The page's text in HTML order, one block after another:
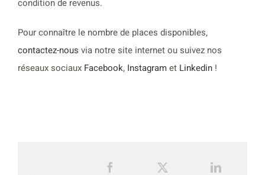
condition de revenus.
Pour connaître le nombre de places disponibles,
contactez-nous via notre site internet ou suivez nos
réseaux sociaux Facebook, Instagramet Linkedin !